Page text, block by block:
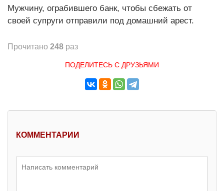
Мужчину, ограбившего банк, чтобы сбежать от
своей супруги отправили под домашний арест.
Прочитано 248 раз
ПОДЕЛИТЕСЬ С ДРУЗЬЯМИ
КОММЕНТАРИИ